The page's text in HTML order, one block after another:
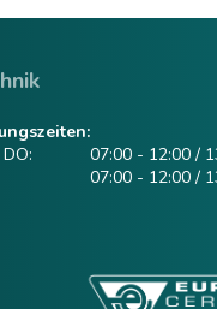
07:00 - 12:00 /
07:00 - 12:00 /